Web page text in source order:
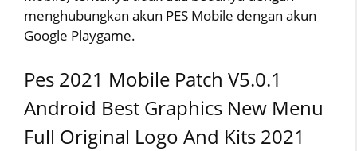
menghubungkan akun PES Mobile dengan akun
Google Playgame.
Pes 2021 Mobile Patch V5.0.1
Android Best Graphics New Menu
Full Original Logo And Kits 2021